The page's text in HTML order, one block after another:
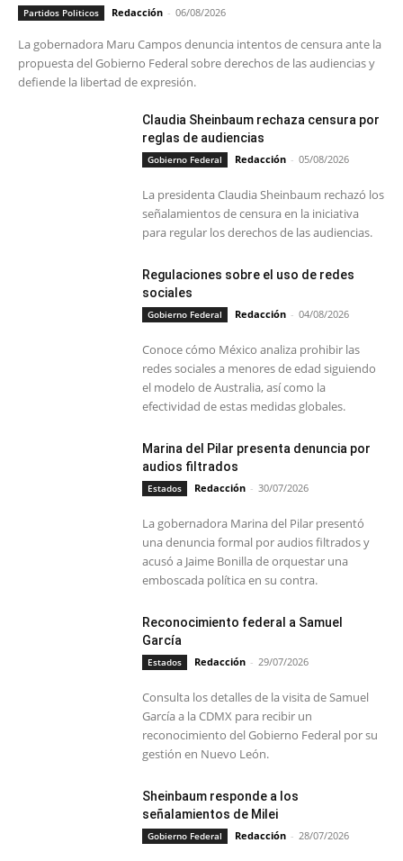
Partidos Politicos Redacción - 06/08/2026
La gobernadora Maru Campos denuncia intentos de censura ante la
propuesta del Gobierno Federal sobre derechos de las audiencias y
defiende la libertad de expresión.
Claudia Sheinbaum rechaza censura por
reglas de audiencias
Gobierno Federal Redacción - 05/08/2026
La presidenta Claudia Sheinbaum rechazó los
señalamientos de censura en la iniciativa
para regular los derechos de las audiencias.
Regulaciones sobre el uso de redes
sociales
Gobierno Federal Redacción - 04/08/2026
Conoce cómo México analiza prohibir las
redes sociales a menores de edad siguiendo
el modelo de Australia, así como la
efectividad de estas medidas globales.
Marina del Pilar presenta denuncia por
audios filtrados
Estados Redacción - 30/07/2026
La gobernadora Marina del Pilar presentó
una denuncia formal por audios filtrados y
acusó a Jaime Bonilla de orquestar una
emboscada política en su contra.
Reconocimiento federal a Samuel
García
Estados Redacción - 29/07/2026
Consulta los detalles de la visita de Samuel
García a la CDMX para recibir un
reconocimiento del Gobierno Federal por su
gestión en Nuevo León.
Sheinbaum responde a los
señalamientos de Milei
Gobierno Federal Redacción - 28/07/2026